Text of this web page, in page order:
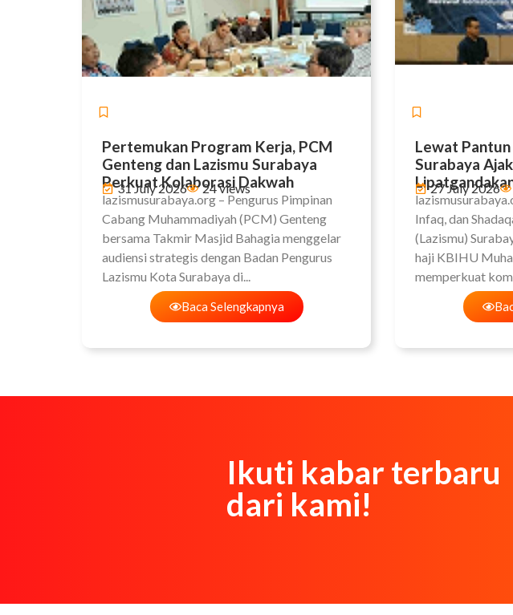
Pertemukan Program Kerja, PCM
Genteng dan Lazismu Surabaya
Perkuat Kolaborasi Dakwah
31 July 2026 24 views
lazismusurabaya.org – Pengurus Pimpinan
Cabang Muhammadiyah (PCM) Genteng
bersama Takmir Masjid Bahagia menggelar
audiensi strategis dengan Badan Pengurus
Lazismu Kota Surabaya di...
Baca Selengkapnya
Lewat Pantun
Surabaya
27 July 2026
Infaq, dan
(Lazismu)
haji KBIHU
memperkuat
Ikuti kabar terbaru
dari kami!